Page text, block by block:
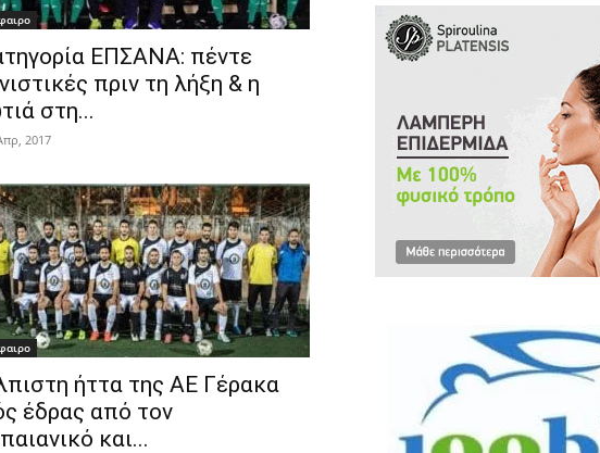
ΕΠΣΑΝΑ: πέντε
πριν τη λήξη & η
στη...
2017
ήττα της ΑΕ Γέρακα
έδρας από τον
και...